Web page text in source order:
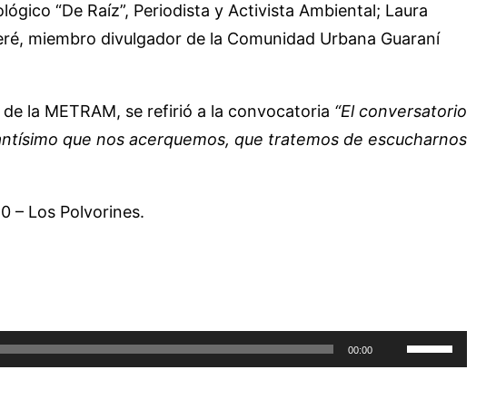
“De Raíz”, Periodista y Activista Ambiental; Laura
miembro divulgador de la Comunidad Urbana Guaraní
la METRAM, se refirió a la convocatoria “El conversatorio
que nos acerquemos, que tratemos de escucharnos
– Los Polvorines.
00:00
Utiliza
las